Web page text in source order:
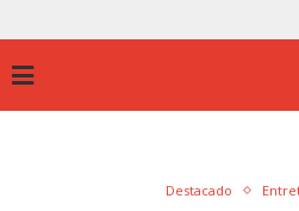
Destacado